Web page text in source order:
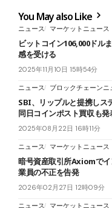
You May also Like
ニュース マーケットニュース
ビットコイン106,000ドル
感を受ける
2025年11月10日 15時54分
ニュース ブロックチェーンニ
SBI、リップルと提携しス
同日コインポスト買収も発
2025年08月22日 16時11分
ニュース マーケットニュース
暗号資産取引所Axiomで
業員の不正を告発
2026年02月27日 12時09分
ニュース マーケットニュース